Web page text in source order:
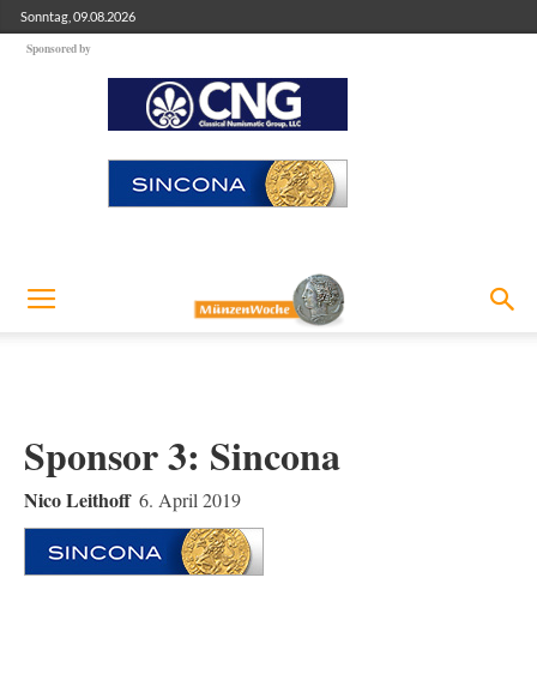
Sonntag, 09.08.2026
Sponsored by
Sponsor 3: Sincona
Nico Leithoff 6. April 2019